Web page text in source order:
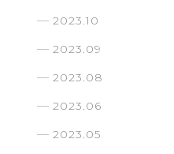
2023.10
2023.09
2023.08
2023.06
2023.05